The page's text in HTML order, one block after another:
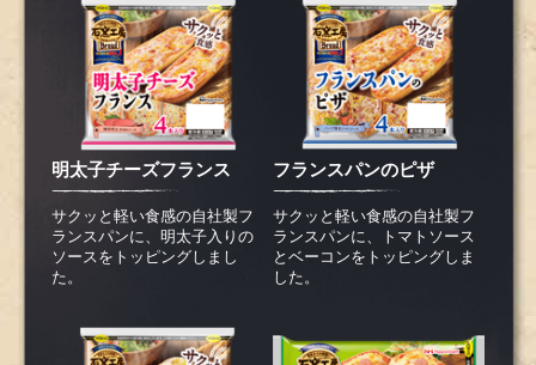
明太子チーズフランス
サクッと軽い食感の自社製フ
ランスパンに、明太子入りの
ソースをトッピングしまし
た。
フランスパンのピザ
サクッと軽い食感の自社製フ
ランスパンに、トマトソース
とベーコンをトッピングしま
した。